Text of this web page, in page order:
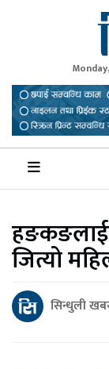
News
जित्यो
सिन्धुली